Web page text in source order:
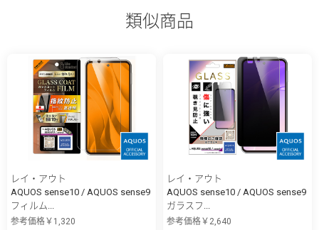
類似商品
レイ・アウト
AQUOS sense10 / AQUOS sense9
フィルム...
参考価格￥1,320
レイ・アウト
AQUOS sense10 / AQUOS sense9
ガラスフ...
参考価格￥2,640